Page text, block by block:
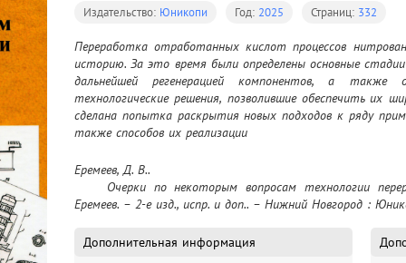
Издательство: Юникопи Год: 2025 Страниц: 332
Переработка отработанных кислот процессов
историю. За это время были определены основные
дальнейшей регенерацией компонентов, а также
технологические решения, позволившие обеспечить их
сделана попытка раскрытия новых подходов к ряду
также способов их реализации
Еремеев, Д. В..
Еремеев. – 2-е изд., испр. и доп.. – Нижний Новгород :
Дополнительная информация